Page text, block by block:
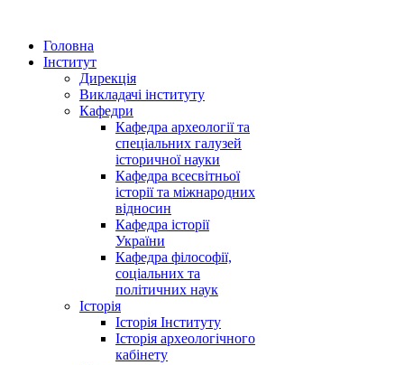
Головна
Інститут
Дирекція
Викладачі інституту
Кафедри
Кафедра археології та
спеціальних галузей
історичної науки
Кафедра всесвітньої
історії та міжнародних
відносин
Кафедра історії
України
Кафедра філософії,
соціальних та
політичних наук
Історія
Історія Інституту
Історія археологічного
кабінету